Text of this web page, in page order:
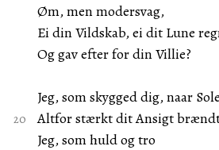
Øm, men modersvag,
Ei din Vildskab, ei dit Lune
Og gav efter for din Villie?
Jeg, som skygged dig, naar
Altfor stærkt dit Ansigt
Jeg, som huld og tro